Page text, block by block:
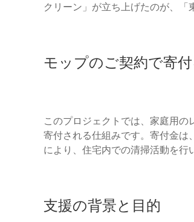
クリーン」が立ち上げたのが、「
モップのご契約で寄
このプロジェクトでは、家庭用
寄付される仕組みです。寄付金は
により、住宅内での清掃活動を行
支援の背景と目的